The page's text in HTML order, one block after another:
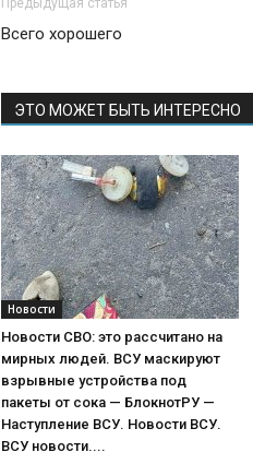
Предыдущая статья
Всего хорошего
ЭТО МОЖЕТ БЫТЬ ИНТЕРЕСНО
Новости
Новости СВО: это рассчитано на
мирных людей. ВСУ маскируют
взрывные устройства под
пакеты от сока — БлокнотРУ —
Наступление ВСУ. Новости ВСУ.
ВСУ новости....